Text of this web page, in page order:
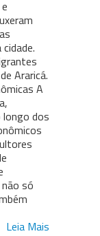
Araricá.
A
longo dos
só
Leia Mais